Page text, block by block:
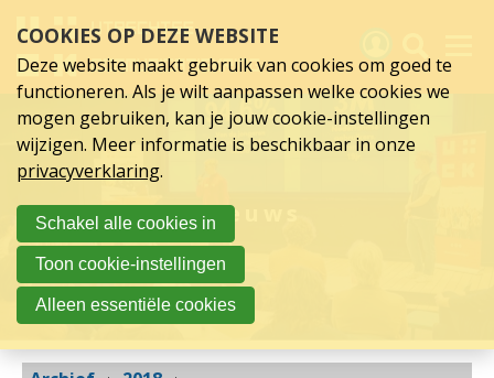
2018
links
over
Spring
hoofd
inhoud
Spring
naar
hoofdnavigatie
Nieuws
Activiteiten
Nieuws
Verslagen
Sluit je aan
Over UCK
COOKIES OP DEZE WEBSITE
Deze website maakt gebruik van cookies om goed te
functioneren. Als je wilt aanpassen welke cookies we
mogen gebruiken, kan je jouw cookie-instellingen
wijzigen. Meer informatie is beschikbaar in onze
privacyverklaring.
Schakel alle cookies in
Toon cookie-instellingen
Alleen essentiële cookies